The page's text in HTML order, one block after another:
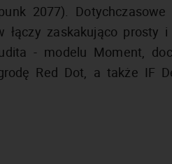
2077).
zaskakująco prosty
- modelu Moment,
Red Dot, a także IF